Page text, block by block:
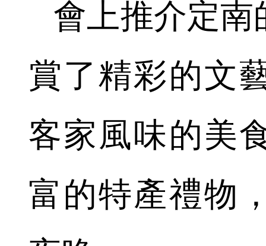
會上推介定南
賞了精彩的文
客家風味的美
富的特產禮物